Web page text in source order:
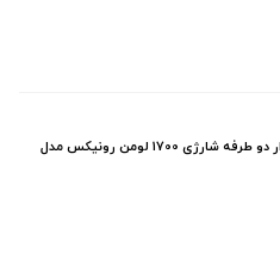
چراغ کار مگنت دار دو طرفه شارژی 1700 لومن رونیکس مدل